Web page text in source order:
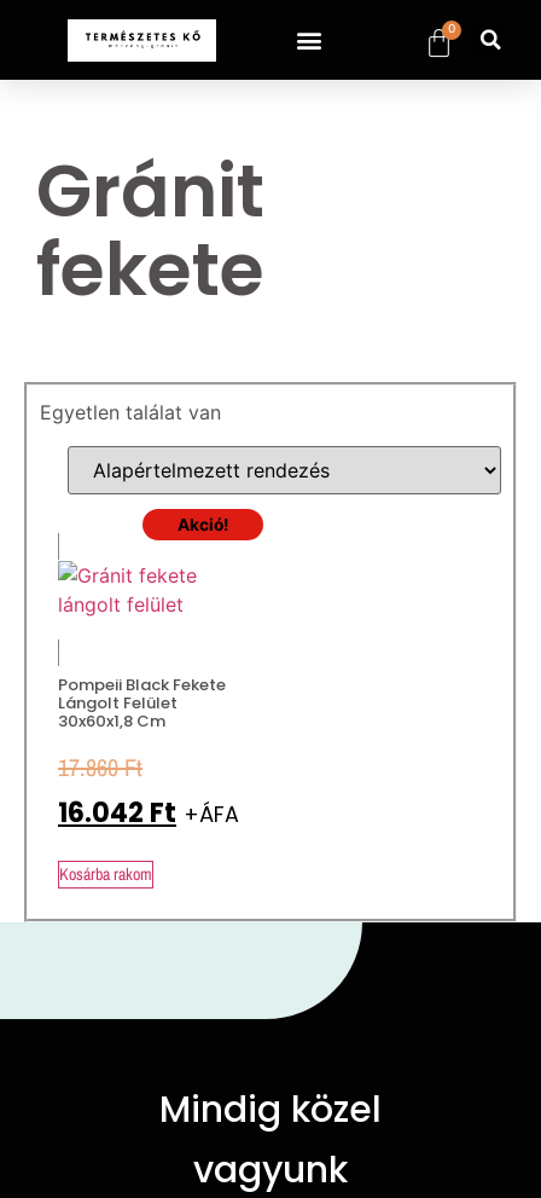
0
Gránit
fekete
Egyetlen találat van
Akció!
Pompeii Black Fekete
Lángolt Felület
30x60x1,8 Cm
17.860Ft
16.042 Ft +ÁFA
Kosárba rakom
Mindig közel
vagyunk